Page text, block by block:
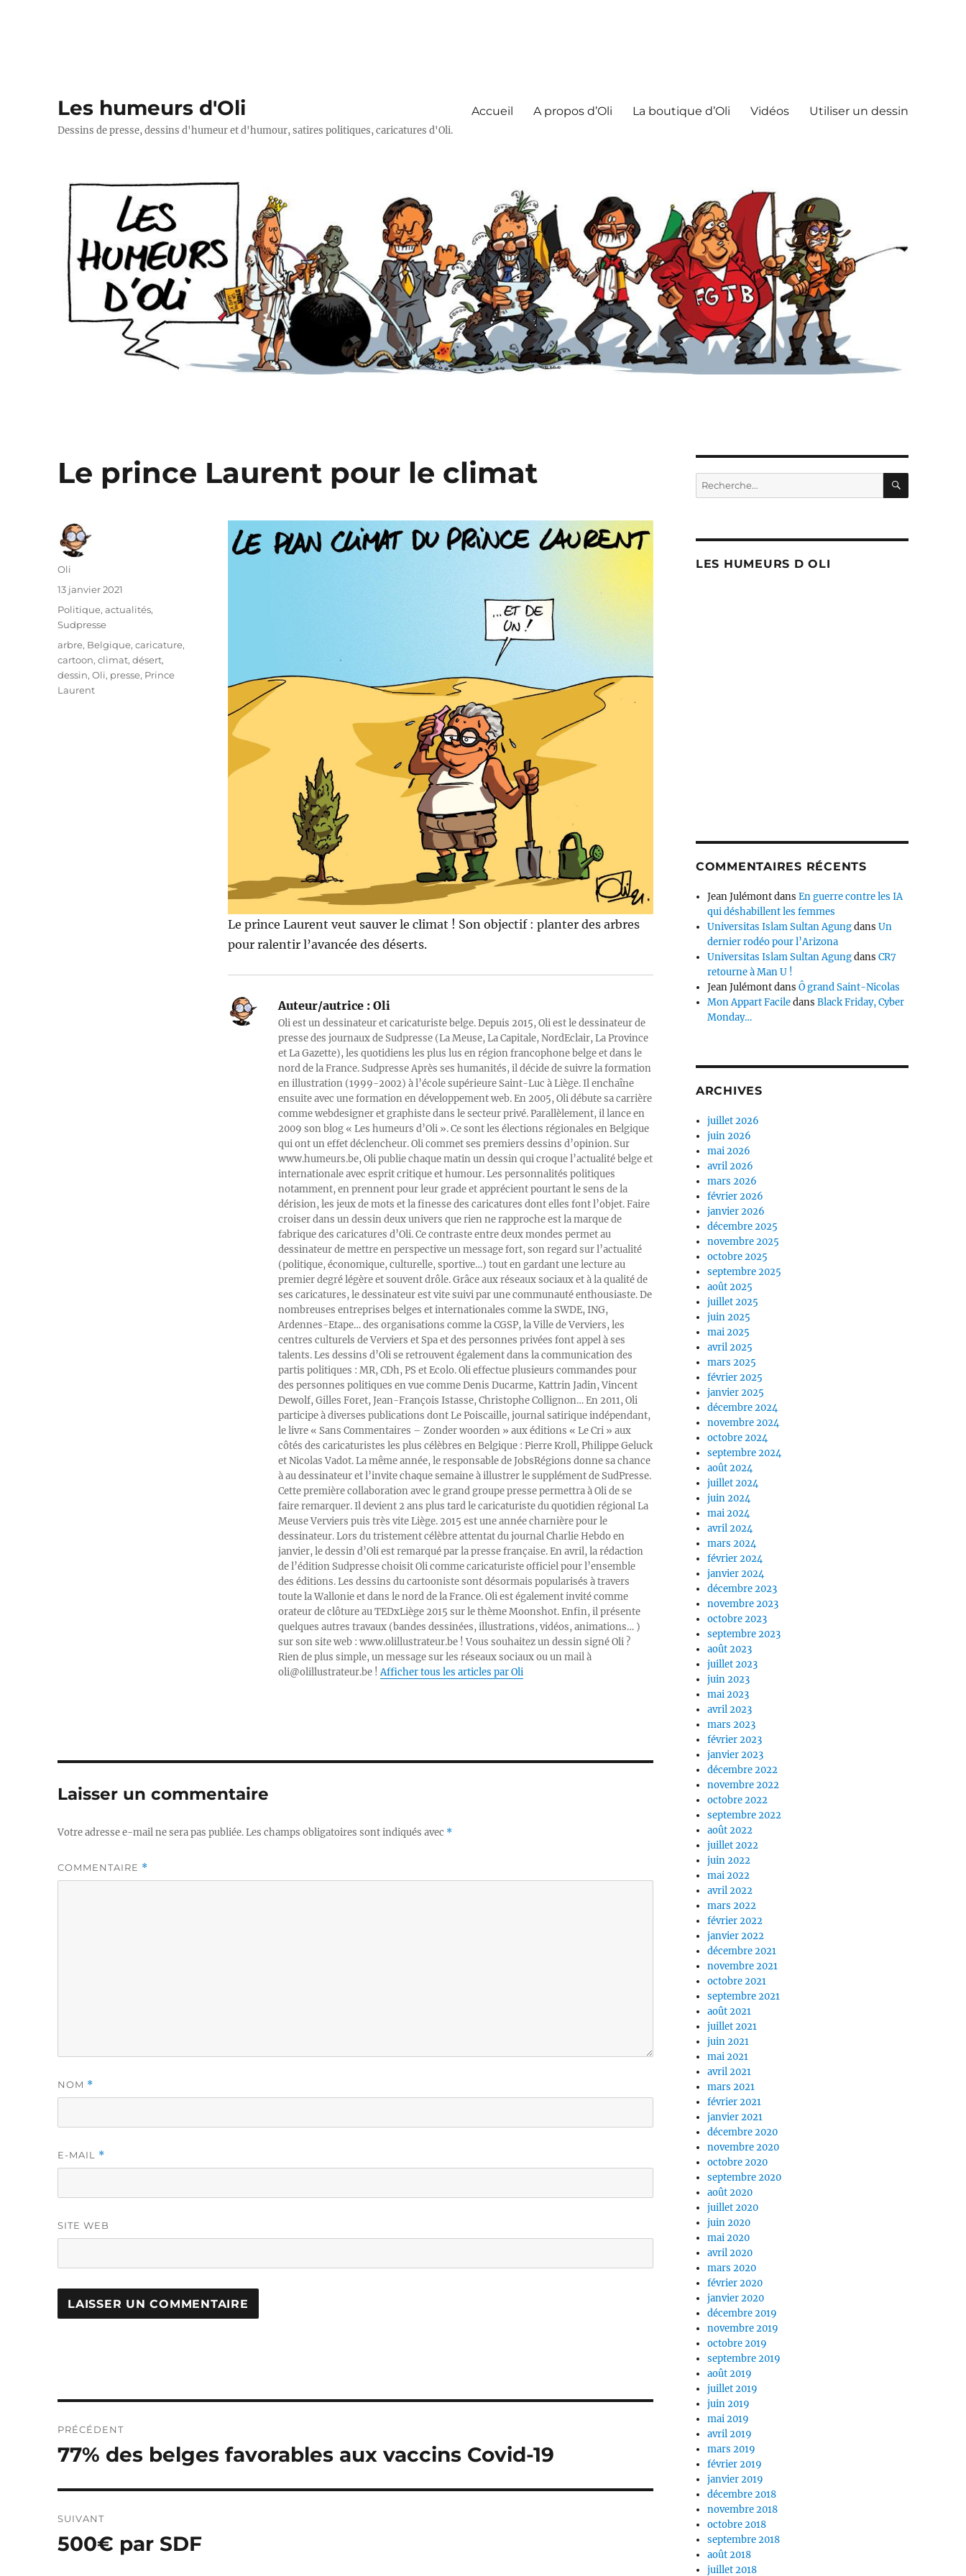
Les humeurs d'Oli
Dessins de presse, dessins d'humeur et d'humour, satires politiques, caricatures d'Oli.
Accueil A propos d’Oli La boutique d’Oli Vidéos Utiliser un dessin
Le prince Laurent pour le climat
Le prince Laurent veut sauver le climat ! Son objectif : planter des arbres
pour ralentir l’avancée des déserts.
Auteur/autrice :Oli
Oli est un dessinateur et caricaturiste belge. Depuis 2015, Oli est le dessinateur de
presse des journaux de Sudpresse (La Meuse, La Capitale, NordEclair, La Province
et La Gazette), les quotidiens les plus lus en région francophone belge et dans le
nord de la France. Sudpresse Après ses humanités, il décide de suivre la formation
en illustration (1999-2002) à l’école supérieure Saint-Luc à Liège. Il enchaîne
ensuite avec une formation en développement web. En 2005, Oli débute sa carrière
comme webdesigner et graphiste dans le secteur privé. Parallèlement, il lance en
2009 son blog « Les humeurs d’Oli ». Ce sont les élections régionales en Belgique
qui ont un effet déclencheur. Oli commet ses premiers dessins d’opinion. Sur
www.humeurs.be, Oli publie chaque matin un dessin qui croque l’actualité belge et
internationale avec esprit critique et humour. Les personnalités politiques
notamment, en prennent pour leur grade et apprécient pourtant le sens de la
dérision, les jeux de mots et la finesse des caricatures dont elles font l’objet. Faire
croiser dans un dessin deux univers que rien ne rapproche est la marque de
fabrique des caricatures d’Oli. Ce contraste entre deux mondes permet au
dessinateur de mettre en perspective un message fort, son regard sur l’actualité
(politique, économique, culturelle, sportive…) tout en gardant une lecture au
premier degré légère et souvent drôle. Grâce aux réseaux sociaux et à la qualité de
ses caricatures, le dessinateur est vite suivi par une communauté enthousiaste. De
nombreuses entreprises belges et internationales comme la SWDE, ING,
Ardennes-Etape… des organisations comme la CGSP, la Ville de Verviers, les
centres culturels de Verviers et Spa et des personnes privées font appel à ses
talents. Les dessins d’Oli se retrouvent également dans la communication des
partis politiques : MR, CDh, PS et Ecolo. Oli effectue plusieurs commandes pour
des personnes politiques en vue comme Denis Ducarme, Kattrin Jadin, Vincent
Dewolf, Gilles Foret, Jean-François Istasse, Christophe Collignon… En 2011, Oli
participe à diverses publications dont Le Poiscaille, journal satirique indépendant,
le livre « Sans Commentaires – Zonder woorden » aux éditions « Le Cri » aux
côtés des caricaturistes les plus célèbres en Belgique : Pierre Kroll, Philippe Geluck
et Nicolas Vadot. La même année, le responsable de JobsRégions donne sa chance
à au dessinateur et l’invite chaque semaine à illustrer le supplément de SudPresse.
Cette première collaboration avec le grand groupe presse permettra à Oli de se
faire remarquer. Il devient 2 ans plus tard le caricaturiste du quotidien régional La
Meuse Verviers puis très vite Liège. 2015 est une année charnière pour le
dessinateur. Lors du tristement célèbre attentat du journal Charlie Hebdo en
janvier, le dessin d’Oli est remarqué par la presse française. En avril, la rédaction
de l’édition Sudpresse choisit Oli comme caricaturiste officiel pour l’ensemble
des éditions. Les dessins du cartooniste sont désormais popularisés à travers
toute la Wallonie et dans le nord de la France. Oli est également invité comme
orateur de clôture au TEDxLiège 2015 sur le thème Moonshot. Enfin, il présente
quelques autres travaux (bandes dessinées, illustrations, vidéos, animations… )
sur son site web : www.olillustrateur.be ! Vous souhaitez un dessin signé Oli ?
Rien de plus simple, un message sur les réseaux sociaux ou un mail à
oli@olillustrateur.be !Afficher tous les articles par Oli
Auteur
Oli
Publié
13 janvier 2021
Catégories
Politique, actualités,
Sudpresse
Étiquettes
arbre, Belgique,caricature,
cartoon,climat,désert,
dessin,Oli, presse, Prince
Laurent
Laisser un commentaire
Votre adresse e-mail ne sera pas publiée.Les champs obligatoires sont indiqués avec *
COMMENTAIRE *
NOM *
E-MAIL *
SITE WEB
de
PRÉCÉDENT
Publication
77% des belges favorables aux vaccins Covid-19
SUIVANT
Publication
500€ par SDF
Recherche
pour :
LES HUMEURS D OLI
COMMENTAIRES RÉCENTS
Jean JulémontdansEn guerre contre les IA
qui déshabillent les femmes
Universitas Islam Sultan AgungdansUn
dernier rodéo pour l’Arizona
Universitas Islam Sultan AgungdansCR7
retourne à Man U !
Jean JulémontdansÔ grand Saint-Nicolas
Mon Appart FaciledansBlack Friday, Cyber
Monday…
ARCHIVES
juillet 2026
juin 2026
mai 2026
avril 2026
mars 2026
février 2026
janvier 2026
décembre 2025
novembre 2025
octobre 2025
septembre 2025
août 2025
juillet 2025
juin 2025
mai 2025
avril 2025
mars 2025
février 2025
janvier 2025
décembre 2024
novembre 2024
octobre 2024
septembre 2024
août 2024
juillet 2024
juin 2024
mai 2024
avril 2024
mars 2024
février 2024
janvier 2024
décembre 2023
novembre 2023
octobre 2023
septembre 2023
août 2023
juillet 2023
juin 2023
mai 2023
avril 2023
mars 2023
février 2023
janvier 2023
décembre 2022
novembre 2022
octobre 2022
septembre 2022
août 2022
juillet 2022
juin 2022
mai 2022
avril 2022
mars 2022
février 2022
janvier 2022
décembre 2021
novembre 2021
octobre 2021
septembre 2021
août 2021
juillet 2021
juin 2021
mai 2021
avril 2021
mars 2021
février 2021
janvier 2021
décembre 2020
novembre 2020
octobre 2020
septembre 2020
août 2020
juillet 2020
juin 2020
mai 2020
avril 2020
mars 2020
février 2020
janvier 2020
décembre 2019
novembre 2019
octobre 2019
septembre 2019
août 2019
juillet 2019
juin 2019
mai 2019
avril 2019
mars 2019
février 2019
janvier 2019
décembre 2018
novembre 2018
octobre 2018
septembre 2018
août 2018
juillet 2018